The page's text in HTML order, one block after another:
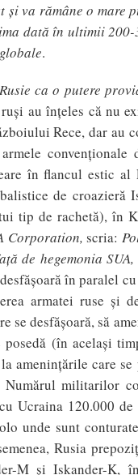
şi va rămâne o mare
dată în ultimii 200-
.
ca o putere
au înţeles că nu
Rece, dar au
în flancul estic
de
tip de rachetă),
Corporation, scria:
ţă de hegemonia
în paralel
armatei ruse şi
se desfăşoară, să
(în acelaşi
ameninţările care
militarilor
Ucraina 120.000
unde sunt
Rusia
M şi Iskander-K,